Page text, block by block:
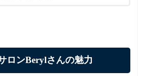
ロンBerylさんの魅力